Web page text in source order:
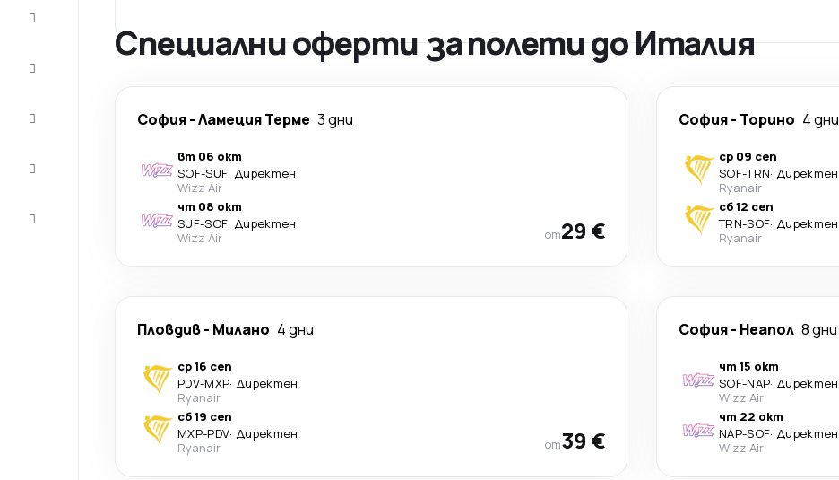
Специални оферти за полети до Италия
София-Ламеция Терме 3 дни
вт 06 окт
SOF-SUF· Директен
Wizz Air
чт 08 окт
SUF-SOF· Директен
Wizz Air
от29 €
София- Торино 4 дни
ср 09 сеп
SOF-TRN· Директен
Ryanair
сб 12 сеп
TRN-SOF· Директен
Ryanair
Пловдив- Милано 4 дни
ср 16 сеп
PDV-MXP· Директен
Ryanair
сб 19 сеп
MXP-PDV· Директен
Ryanair
от39 €
София- Неапол 8 дни
чт 15 окт
SOF-NAP· Директен
Wizz Air
чт 22 окт
NAP-SOF· Директен
Wizz Air